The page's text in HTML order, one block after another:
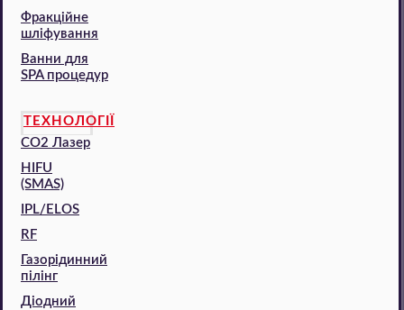
Фракційне
шліфування
Ванни для
SPA процедур
ТЕХНОЛОГІЇ
CO2 Лазер
HIFU
(SMAS)
IPL/ELOS
RF
Газорідинний
пілінг
Діодний